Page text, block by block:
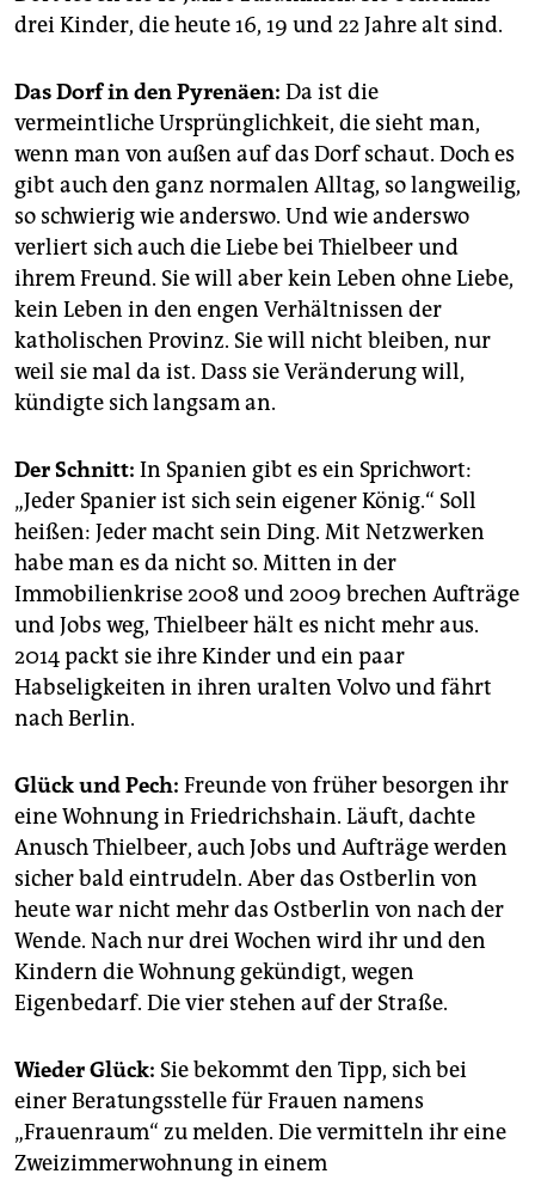
drei Kinder, die heute 16, 19 und 22 Jahre alt sind.
Das Dorf in den Pyrenäen: Da ist die
vermeintliche Ursprünglichkeit, die sieht man,
wenn man von außen auf das Dorf schaut. Doch es
gibt auch den ganz normalen Alltag, so langweilig,
so schwierig wie anderswo. Und wie anderswo
verliert sich auch die Liebe bei Thielbeer und
ihrem Freund. Sie will aber kein Leben ohne Liebe,
kein Leben in den engen Verhältnissen der
katholischen Provinz. Sie will nicht bleiben, nur
weil sie mal da ist. Dass sie Veränderung will,
kündigte sich langsam an.
Der Schnitt: In Spanien gibt es ein Sprichwort:
„Jeder Spanier ist sich sein eigener König.“ Soll
heißen: Jeder macht sein Ding. Mit Netzwerken
habe man es da nicht so. Mitten in der
Immobilienkrise 2008 und 2009 brechen Aufträge
und Jobs weg, Thielbeer hält es nicht mehr aus.
2014 packt sie ihre Kinder und ein paar
Habseligkeiten in ihren uralten Volvo und fährt
nach Berlin.
Glück und Pech: Freunde von früher besorgen ihr
eine Wohnung in Friedrichshain. Läuft, dachte
Anusch Thielbeer, auch Jobs und Aufträge werden
sicher bald eintrudeln. Aber das Ostberlin von
heute war nicht mehr das Ostberlin von nach der
Wende. Nach nur drei Wochen wird ihr und den
Kindern die Wohnung gekündigt, wegen
Eigenbedarf. Die vier stehen auf der Straße.
Wieder Glück: Sie bekommt den Tipp, sich bei
einer Beratungsstelle für Frauen namens
„Frauenraum“ zu melden. Die vermitteln ihr eine
Zweizimmerwohnung in einem